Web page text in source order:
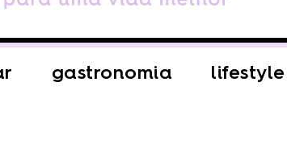
gastronomia lifestyle